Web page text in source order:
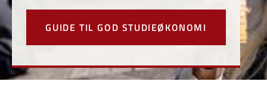
GUIDE TIL GOD STUDIEØKONOMI